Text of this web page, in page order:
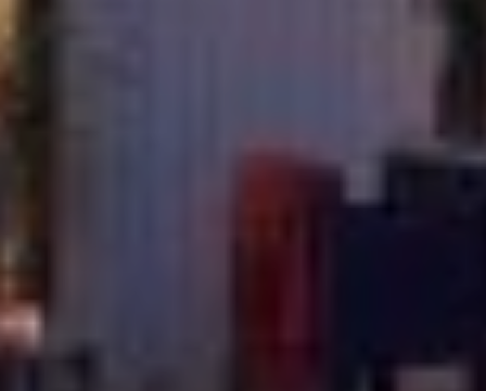
Upea yli 200-sivuinen talokirja!